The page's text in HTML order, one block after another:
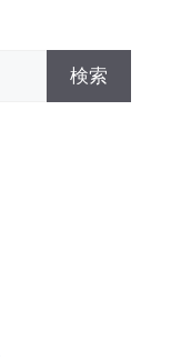
検索